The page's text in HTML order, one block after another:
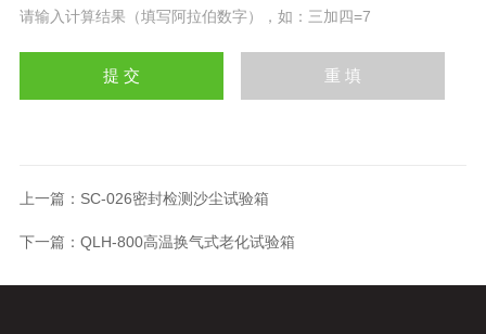
请输入计算结果（填写阿拉伯数字），如：三加四=7
上一篇： SC-026密封检测沙尘试验箱
下一篇： QLH-800高温换气式老化试验箱